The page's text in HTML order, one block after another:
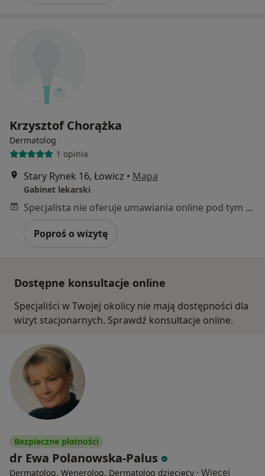
Krzysztof Chorążka
Dermatolog
1 opinia
Stary Rynek 16, Łowicz • Mapa
Gabinet lekarski
Specjalista nie oferuje umawiania online pod tym adresem.
Poproś o wizytę
Dostępne konsultacje online
Specjaliści w Twojej okolicy nie mają dostępności dla
wizyt stacjonarnych. Sprawdź konsultacje online.
Bezpieczne płatności
dr Ewa Polanowska-Palus
Dermatolog, Wenerolog, Dermatolog dziecięcy · Więcej